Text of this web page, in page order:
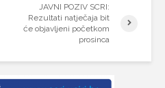
JAVNI POZIV SCRI:
Rezultati natječaja bit
će objavljeni početkom
prosinca